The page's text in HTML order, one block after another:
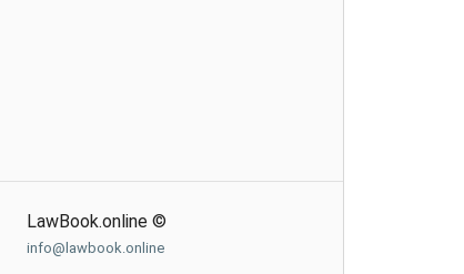
LawBook.online ©
info@lawbook.online